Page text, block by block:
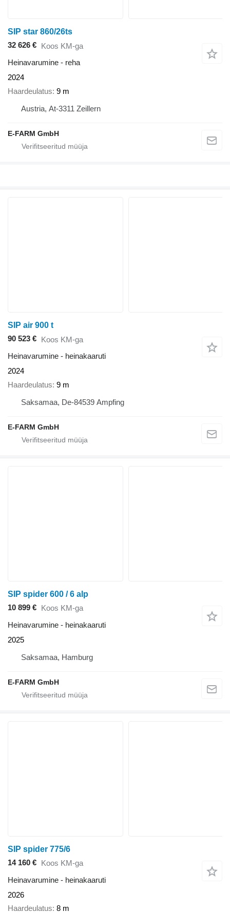
SIP star 860/26ts
32 626 € Koos KM-ga
Heinavarumine - reha
2024
Haardeulatus 9 m
Austria, At-3311 Zeillern
E-FARM GmbH
SIP air 900 t
90 523 € Koos KM-ga
Heinavarumine - heinakaaruti
2024
Haardeulatus 9 m
Saksamaa, De-84539 Ampfing
E-FARM GmbH
SIP spider 600 / 6 alp
10 899 € Koos KM-ga
Heinavarumine - heinakaaruti
2025
Saksamaa, Hamburg
E-FARM GmbH
SIP spider 775/6
14 160 € Koos KM-ga
Heinavarumine - heinakaaruti
2026
Haardeulatus 8 m